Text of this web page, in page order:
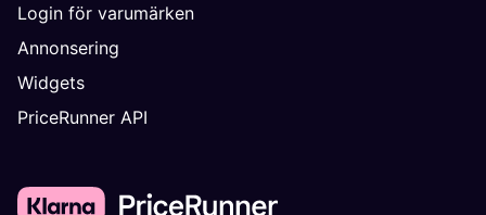
Login för varumärken
Annonsering
Widgets
PriceRunner API